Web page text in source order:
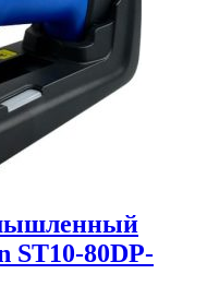
ST10-80DP-